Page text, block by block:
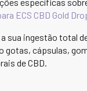
ECS CBD Gold
sua ingestão total
gotas, cápsulas,
de CBD.